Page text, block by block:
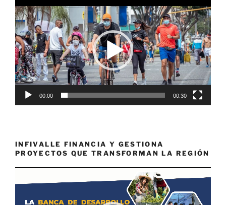
de
vídeo
00:00 00:30
INFIVALLE FINANCIA Y GESTIONA
PROYECTOS QUE TRANSFORMAN LA REGIÓN
de